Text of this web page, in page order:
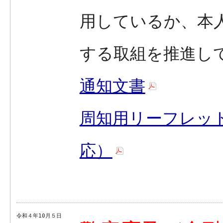
用しているか、本
する取組を推進し
通知文書
周知用リーフレッ
応）
令和４年10月５日